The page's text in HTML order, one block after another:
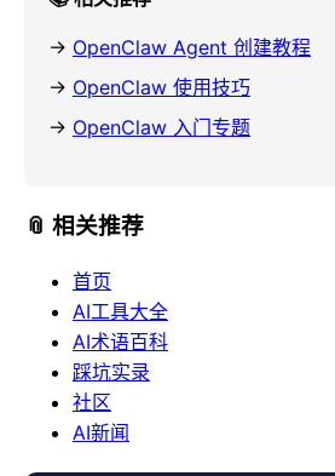
→ OpenClaw Agent 创建教程
→ OpenClaw 使用技巧
→ OpenClaw 入门专题
📎 相关推荐
首页
AI工具大全
AI术语百科
踩坑实录
社区
AI新闻